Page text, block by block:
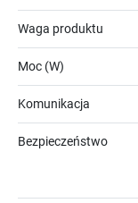
Waga produktu
Moc (W)
Komunikacja
Bezpieczeństwo